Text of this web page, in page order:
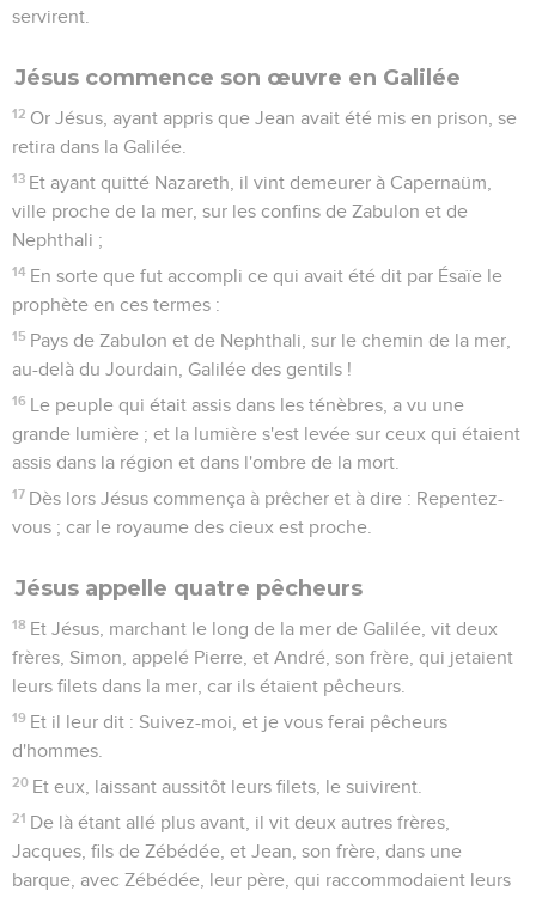
servirent.
Jésus commence son œuvre en Galilée
12 Or Jésus, ayant appris que Jean avait été mis en prison, se
retira dans la Galilée.
13 Et ayant quitté Nazareth, il vint demeurer à Capernaüm,
ville proche de la mer, sur les confins de Zabulon et de
Nephthali ;
14 En sorte que fut accompli ce qui avait été dit par Ésaïe le
prophète en ces termes :
15 Pays de Zabulon et de Nephthali, sur le chemin de la mer,
au-delà du Jourdain, Galilée des gentils !
16 Le peuple qui était assis dans les ténèbres, a vu une
grande lumière ; et la lumière s'est levée sur ceux qui étaient
assis dans la région et dans l'ombre de la mort.
17 Dès lors Jésus commença à prêcher et à dire : Repentez-
vous ; car le royaume des cieux est proche.
Jésus appelle quatre pêcheurs
18 Et Jésus, marchant le long de la mer de Galilée, vit deux
frères, Simon, appelé Pierre, et André, son frère, qui jetaient
leurs filets dans la mer, car ils étaient pêcheurs.
19 Et il leur dit : Suivez-moi, et je vous ferai pêcheurs
d'hommes.
20 Et eux, laissant aussitôt leurs filets, le suivirent.
21 De là étant allé plus avant, il vit deux autres frères,
Jacques, fils de Zébédée, et Jean, son frère, dans une
barque, avec Zébédée, leur père, qui raccommodaient leurs